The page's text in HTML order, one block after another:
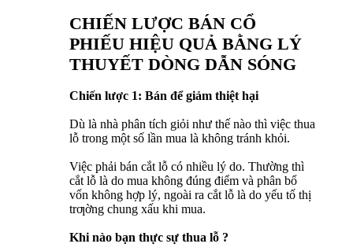
CHIẾN LƯỢC BÁN CỔ
PHIẾU HIỆU QUẢ BẰNG LÝ
THUYẾT DÒNG DẪN SÓNG
Chiến lược 1: Bán để giảm thiệt hại
Dù là nhà phân tích giỏi như thế nào thì việc thua
lỗ trong một số lần mua là không tránh khỏi.
Việc phải bán cắt lỗ có nhiều lý do. Thường thì
cắt lỗ là do mua không đúng điểm và phân bổ
vốn không hợp lý, ngoài ra cắt lỗ là do yếu tố thị
trƣờng chung xấu khi mua.
Khi nào bạn thực sự thua lỗ ?